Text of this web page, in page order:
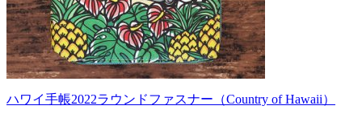
ハワイ手帳2022ラウンドファスナー（Country of Hawaii）